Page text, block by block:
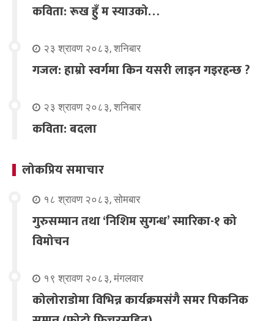
कविता: रूख हुँ म स्याउको…
२३ श्रावण २०८३, शनिबार
गजल: हाम्रो स्वर्गमा किन यसरी लाइन गइरहन्छ ?
२३ श्रावण २०८३, शनिबार
कविता: बदला
लोकप्रिय समाचार
१८ श्रावण २०८३, सोमबार
गुरुसम्मान तथा ‘निशिम सुगन्ध’ स्मारिका-१ को
विमोचन
१९ श्रावण २०८३, मंगलवार
कोलोराडोमा विभिन्न कार्यक्रमसंगै समर पिकनिक